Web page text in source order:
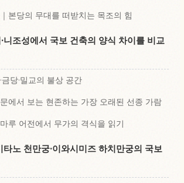
본당의 무대를 떠받치는 목조의 힘
니조성에서 국보 건축의 양식 차이를 비교
금당·밀교의 불상 공간
에서 보는 현존하는 가장 오래된 선종 가람
루 어전에서 무가의 격식을 읽기
타노 천만궁·이와시미즈 하치만궁의 국보